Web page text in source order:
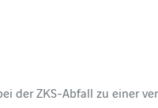
der ZKS-Abfall zu einer